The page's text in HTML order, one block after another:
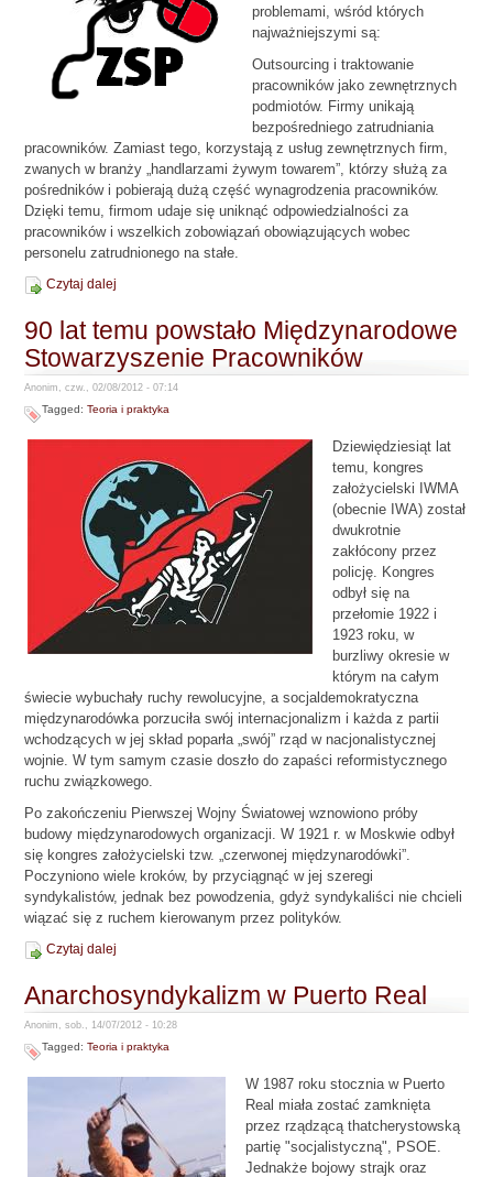
problemami, wśród których
najważniejszymi są:
Outsourcing i traktowanie
pracowników jako zewnętrznych
podmiotów. Firmy unikają
bezpośredniego zatrudniania
pracowników. Zamiast tego, korzystają z usług zewnętrznych firm,
zwanych w branży „handlarzami żywym towarem”, którzy służą za
pośredników i pobierają dużą część wynagrodzenia pracowników.
Dzięki temu, firmom udaje się uniknąć odpowiedzialności za
pracowników i wszelkich zobowiązań obowiązujących wobec
personelu zatrudnionego na stałe.
Czytaj dalej
90 lat temu powstało Międzynarodowe
Stowarzyszenie Pracowników
Anonim, czw., 02/08/2012 - 07:14
Tagged:Teoria i praktyka
Dziewiędziesiąt lat
temu, kongres
założycielski IWMA
(obecnie IWA) został
dwukrotnie
zakłócony przez
policję. Kongres
odbył się na
przełomie 1922 i
1923 roku, w
burzliwy okresie w
którym na całym
świecie wybuchały ruchy rewolucyjne, a socjaldemokratyczna
międzynarodówka porzuciła swój internacjonalizm i każda z partii
wchodzących w jej skład poparła „swój” rząd w nacjonalistycznej
wojnie. W tym samym czasie doszło do zapaści reformistycznego
ruchu związkowego.
Po zakończeniu Pierwszej Wojny Światowej wznowiono próby
budowy międzynarodowych organizacji. W 1921 r. w Moskwie odbył
się kongres założycielski tzw. „czerwonej międzynarodówki”.
Poczyniono wiele kroków, by przyciągnąć w jej szeregi
syndykalistów, jednak bez powodzenia, gdyż syndykaliści nie chcieli
wiązać się z ruchem kierowanym przez polityków.
Czytaj dalej
Anarchosyndykalizm w Puerto Real
Anonim, sob., 14/07/2012 - 10:28
Tagged:Teoria i praktyka
W 1987 roku stocznia w Puerto
Real miała zostać zamknięta
przez rządzącą thatcherystowską
partię "socjalistyczną", PSOE.
Jednakże bojowy strajk oraz